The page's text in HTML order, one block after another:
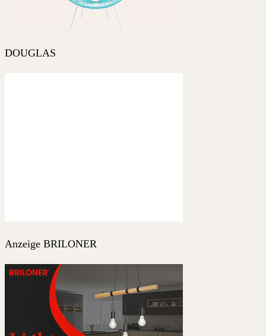
DOUGLAS
Anzeige BRILONER